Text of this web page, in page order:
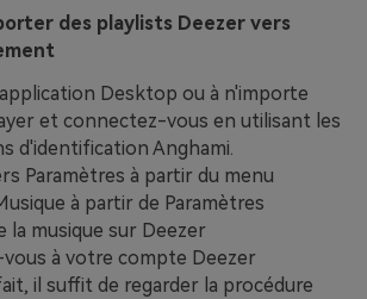
des playlists Deezer vers
Desktop ou à n'importe
et connectez-vous en utilisant les
d'identification Anghami.
Paramètres à partir du menu
à partir de Paramètres
la musique sur Deezer
à votre compte Deezer
il suffit de regarder la procédure